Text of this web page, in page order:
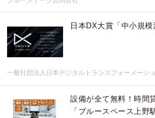
日本DX大賞「中小規
一般社団法人日本デジタルトランスフォーメーシ
設備が全て無料！時間
「ブルースペース上野